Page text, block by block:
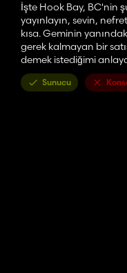
İşte Hook Bay, BC'nin
yayınlayın, sevin,
kısa. Geminin
gerek kalmayan bir
demek istediğimi
Sunucu